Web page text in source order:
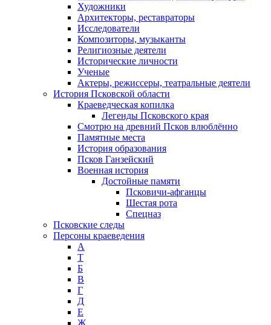
Художники
Архитекторы, реставраторы
Исследователи
Композиторы, музыканты
Религиозные деятели
Исторические личности
Ученые
Актеры, режиссеры, театральные деятели
История Псковской области
Краеведческая копилка
Легенды Псковского края
Смотрю на древний Псков влюблённо
Памятные места
История образования
Псков Ганзейский
Военная история
Достойные памяти
Псковичи-афганцы
Шестая рота
Спецназ
Псковские следы
Персоны краеведения
А
T
Б
В
Г
Д
Е
Ж